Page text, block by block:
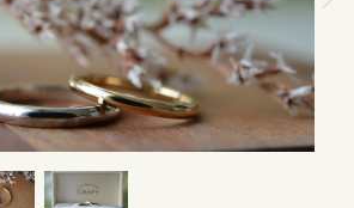
について
輪手作り工房のご案内
こちら
来店ご予約
来店ご予約